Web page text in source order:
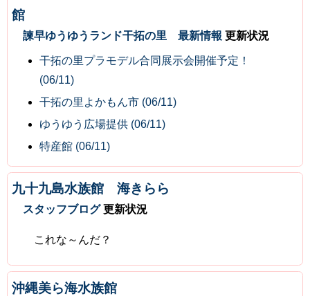
館
諫早ゆうゆうランド干拓の里 最新情報 更新状況
干拓の里プラモデル合同展示会開催予定！
(06/11)
干拓の里よかもん市 (06/11)
ゆうゆう広場提供 (06/11)
特産館 (06/11)
九十九島水族館 海きらら
スタッフブログ更新状況
これな～んだ？
沖縄美ら海水族館